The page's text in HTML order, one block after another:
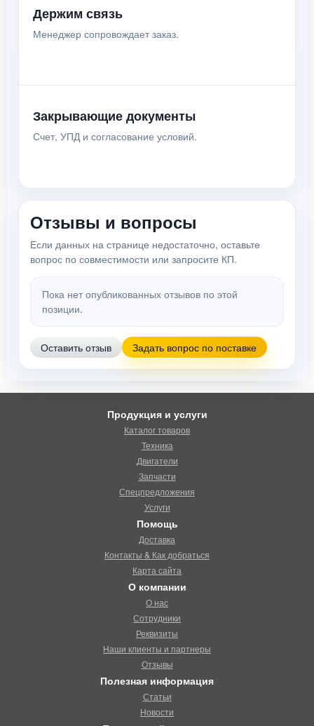
Держим связь
Менеджер сопровождает заказ.
Закрывающие документы
Счет, УПД и согласование условий.
Отзывы и вопросы
Если данных на странице недостаточно, оставьте
вопрос по совместимости или запросите КП.
Пока нет опубликованных отзывов по этой
позиции.
Оставить отзыв Задать вопрос по поставке
Продукция и услуги
Каталог товаров
Техника
Двигатели
Запчасти
Спецпредложения
Услуги
Помощь
Доставка
Контакты & Как добраться
Карта сайта
О компании
О нас
Сотрудники
Реквизиты
Наши клиенты и партнеры
Отзывы
Полезная информация
Статьи
Новости